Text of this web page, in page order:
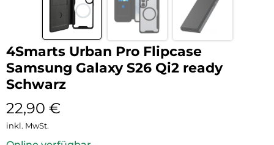
4Smarts Urban Pro Flipcase
Samsung Galaxy S26 Qi2 ready
Schwarz
22,90 €
inkl. MwSt.